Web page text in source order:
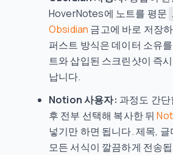
HoverNotes에 노트를 평문
Obsidian 금고에 바로 저장
퍼스트 방식은 데이터 소유
트와 삽입된 스크린샷이 즉
납니다.
Notion 사용자: 과정도 간
후 전부 선택해 복사한 뒤
넣기만 하면 됩니다. 제목,
모든 서식이 깔끔하게 전송